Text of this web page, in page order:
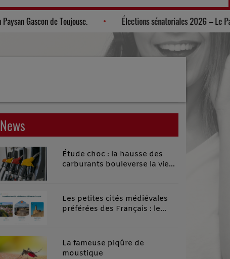
Gers: Une soirée gasconne au Musée du Paysan Gascon de
News
Étude choc : la hausse des
carburants bouleverse la vie
Les petites cités médiévales
préférées des Français : le
La fameuse piqûre de
moustique